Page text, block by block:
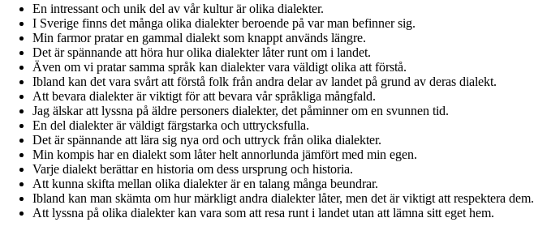
En intressant och unik del av vår kultur är olika dialekter.
I Sverige finns det många olika dialekter beroende på var man befinner sig.
Min farmor pratar en gammal dialekt som knappt används längre.
Det är spännande att höra hur olika dialekter låter runt om i landet.
Även om vi pratar samma språk kan dialekter vara väldigt olika att förstå.
Ibland kan det vara svårt att förstå folk från andra delar av landet på grund av deras dialekt.
Att bevara dialekter är viktigt för att bevara vår språkliga mångfald.
Jag älskar att lyssna på äldre personers dialekter, det påminner om en svunnen tid.
En del dialekter är väldigt färgstarka och uttrycksfulla.
Det är spännande att lära sig nya ord och uttryck från olika dialekter.
Min kompis har en dialekt som låter helt annorlunda jämfört med min egen.
Varje dialekt berättar en historia om dess ursprung och historia.
Att kunna skifta mellan olika dialekter är en talang många beundrar.
Ibland kan man skämta om hur märkligt andra dialekter låter, men det är viktigt att respektera dem.
Att lyssna på olika dialekter kan vara som att resa runt i landet utan att lämna sitt eget hem.